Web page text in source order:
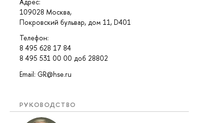
109028 Москва,
Покровский бульвар, дом 11, D401
Телефон:
8 495 628 17 84
8 495 531 00 00 доб 28802
Email: GR@hse.ru
РУКОВОДСТВО